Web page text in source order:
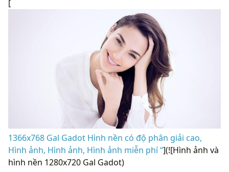
[
1366x768 Gal Gadot Hình nền có độ phân giải cao,
Hình ảnh, Hình ảnh, Hình ảnh miễn phí “](![Hình ảnh và
hình nền 1280x720 Gal Gadot)